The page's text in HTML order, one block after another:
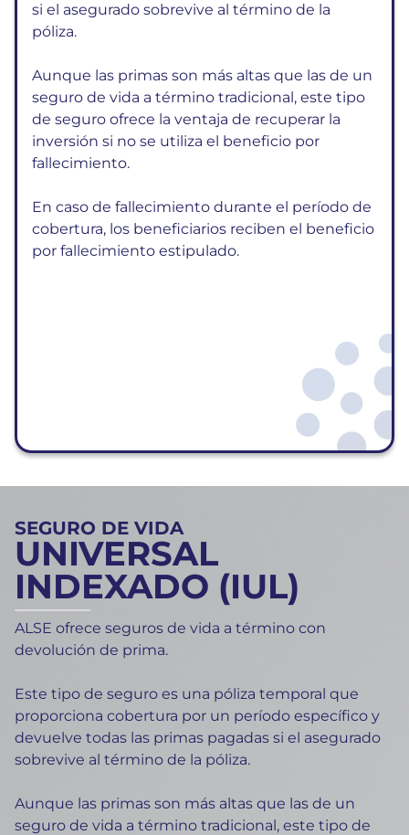
si el asegurado sobrevive al término de la
póliza.
Aunque las primas son más altas que las de un
seguro de vida a término tradicional, este tipo
de seguro ofrece la ventaja de recuperar la
inversión si no se utiliza el beneficio por
fallecimiento.
En caso de fallecimiento durante el período de
cobertura, los beneficiarios reciben el beneficio
por fallecimiento estipulado.
SEGURO DE VIDA
UNIVERSAL
INDEXADO (IUL)
ALSE ofrece seguros de vida a término con
devolución de prima.
Este tipo de seguro es una póliza temporal que
proporciona cobertura por un período específico y
devuelve todas las primas pagadas si el asegurado
sobrevive al término de la póliza.
Aunque las primas son más altas que las de un
seguro de vida a término tradicional, este tipo de